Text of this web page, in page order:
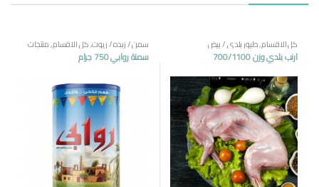
كل الاقسام,طيور بلدي / بيض
ارنب بلدي وزن 700/1100
سمن / زبده / زيوت,كل الاقسام,منتجات
مصرية
سمنة روابي 750 جرام